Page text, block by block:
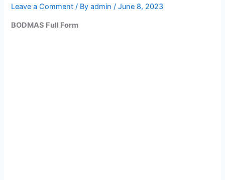
Leave a Comment / Byadmin/June 8, 2023
BODMAS Full Form